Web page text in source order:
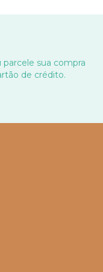
parcele sua compra
de crédito.